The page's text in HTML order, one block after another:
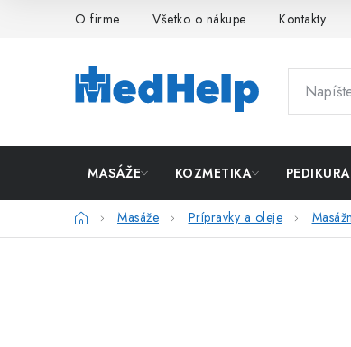
O firme Všetko o nákupe Kontakty
MASÁŽE KOZMETIKA PEDIKURA
DomovMasáže Prípravky a oleje